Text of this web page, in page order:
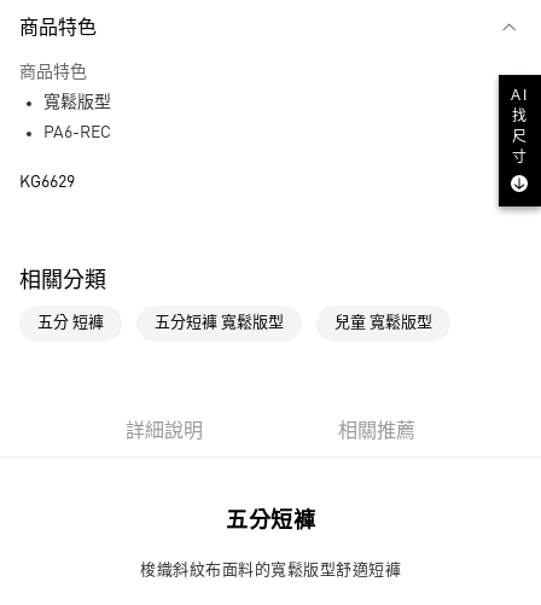
LINE Pay
街口支付
全家取貨付款
每筆NT$80，滿NT$1,500(含以上)免運費
萊爾富取貨付款
商品特色
商品特色
寬鬆版型
PA6-REC
KG6629
相關分類
五分 短褲 五分短褲 寬鬆版型 兒童 寬鬆版型
詳細說明 相關推薦
五分短褲
梭織斜紋布面料的寬鬆版型舒適短褲
AI
找
尺
寸